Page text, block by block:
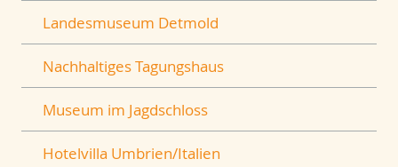
Landesmuseum Detmold
Nachhaltiges Tagungshaus
Museum im Jagdschloss
Hotelvilla Umbrien/Italien